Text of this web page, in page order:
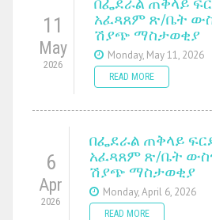
11
May
2026
አፈጻጸም ጽ/ቤት
ሽያጭ ማስታወቂያ
Monday, May 11, 2026
READ MORE
6
Apr
2026
በፌደራል ጠቅላይ
አፈጻጸም ጽ/ቤት
ሽያጭ ማስታወቂያ
Monday, April 6, 2026
READ MORE